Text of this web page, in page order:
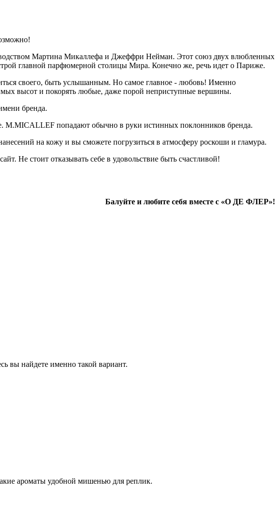
Мартина Микаллефа и Джеффри Нейман. Этот союз двух влюбленных
главной парфюмерной столицы Мира. Конечно же, речь идет о Париже.
своего, быть услышанным. Но самое главное - любовь! Именно
высот и покорять любые, даже порой неприступные вершины.
бренда.
M.MICALLEF попадают обычно в руки истинных поклонников бренда.
на кожу и вы сможете погрузиться в атмосферу роскоши и гламура.
Не стоит отказывать себе в удовольствие быть счастливой!
Балуйте и любите себя вместе с «О ДЕ ФЛЕР»!
вы найдете именно такой вариант.
ароматы удобной мишенью для реплик.